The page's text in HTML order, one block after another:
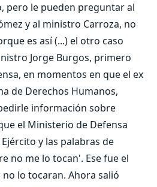
pero le pueden preguntar al
y al ministro Carroza, no
es así (...) el otro caso
Jorge Burgos, primero
en momentos en que el ex
de Derechos Humanos,
información sobre
el Ministerio de Defensa
y las palabras de
no me lo tocan'. Ese fue el
no lo tocaran. Ahora salió